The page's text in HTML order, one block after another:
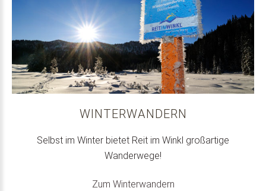
WINTERWANDERN
Selbst im Winter bietet Reit im Winkl großartige
Wanderwege!
Zum Winterwandern